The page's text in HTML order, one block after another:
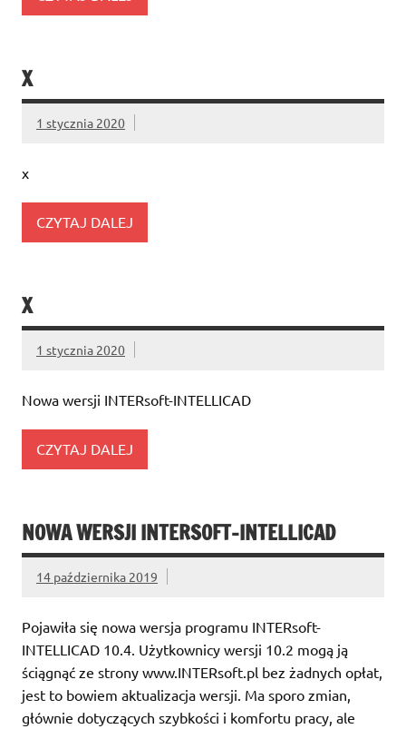
X
1 stycznia 2020
x
CZYTAJ DALEJ
X
1 stycznia 2020
Nowa wersji INTERsoft-INTELLICAD
CZYTAJ DALEJ
NOWA WERSJI INTERSOFT-INTELLICAD
14 października 2019
Pojawiła się nowa wersja programu INTERsoft-
INTELLICAD 10.4. Użytkownicy wersji 10.2 mogą ją
ściągnąć ze strony www.INTERsoft.pl bez żadnych opłat,
jest to bowiem aktualizacja wersji. Ma sporo zmian,
głównie dotyczących szybkości i komfortu pracy, ale